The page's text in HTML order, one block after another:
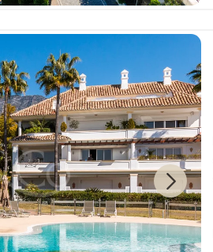
Next